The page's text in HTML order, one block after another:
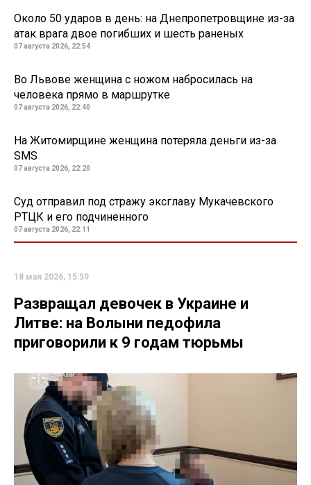
Около 50 ударов в день: на Днепропетровщине из-за
атак врага двое погибших и шесть раненых
07 августа 2026, 22:54
Во Львове женщина с ножом набросилась на
человека прямо в маршрутке
07 августа 2026, 22:40
На Житомирщине женщина потеряла деньги из-за
SMS
07 августа 2026, 22:20
Суд отправил под стражу эксглаву Мукачевского
РТЦК и его подчиненного
07 августа 2026, 22:11
18 мая 2026, 15:59
Развращал девочек в Украине и
Литве: на Волыни педофила
приговорили к 9 годам тюрьмы